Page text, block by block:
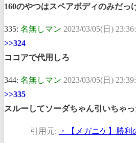
160のやつはスペアボディのみだっ
335: 名無しマン 2023/03/05(日)
>>324
ココアで代用しろ
344: 名無しマン 2023/03/05(日)
>>335
スルーしてソーダちゃん引いちゃ
引用元: ・【メガニケ】勝